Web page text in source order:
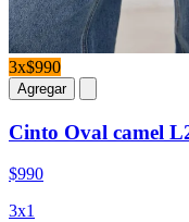
3x$990
Agregar
Cinto Oval camel
$990
3x1